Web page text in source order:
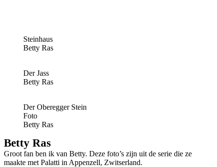
Steinhaus
Betty Ras
Der Jass
Betty Ras
Der Oberegger Stein
Foto
Betty Ras
Betty Ras
Groot fan ben ik van Betty. Deze foto’s zijn uit de serie die ze
maakte met Palatti in Appenzell, Zwitserland.